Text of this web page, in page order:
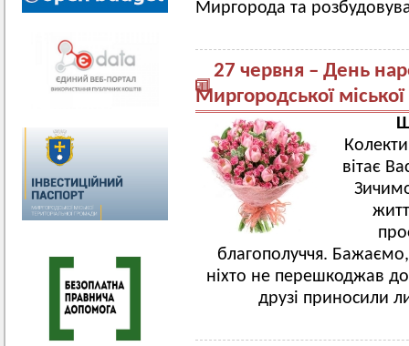
Миргорода та
27 червня – День
Миргородської
вітає
благополуччя.
ніхто не перешкоджав
друзі приносили